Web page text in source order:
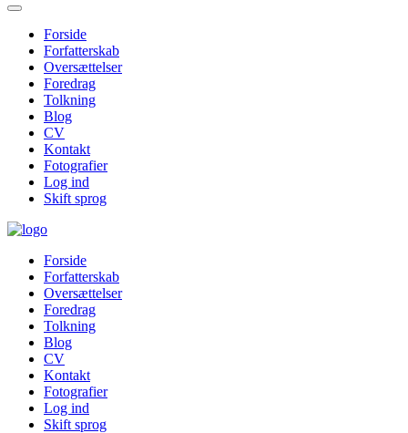
Forside
Forfatterskab
Oversættelser
Foredrag
Tolkning
Blog
CV
Kontakt
Fotografier
Log ind
Skift sprog
Forside
Forfatterskab
Oversættelser
Foredrag
Tolkning
Blog
CV
Kontakt
Fotografier
Log ind
Skift sprog